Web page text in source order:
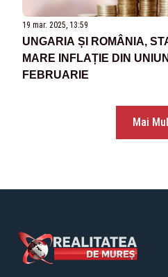
19 mar. 2025, 13:59
UNGARIA ȘI ROMÂNIA,
MARE INFLAȚIE DIN
FEBRUARIE
Mai